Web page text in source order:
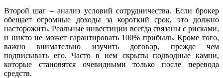
Второй шаг – анализ условий сотрудничества. Если брокер
обещает огромные доходы за короткий срок, это должно
насторожить. Реальные инвестиции всегда связаны с рисками,
и никто не может гарантировать 100% прибыль. Кроме того,
важно внимательно изучить договор, прежде чем
подписывать его. Часто в нем скрыты подводные камни,
которые становятся очевидными только после перевода
средств.